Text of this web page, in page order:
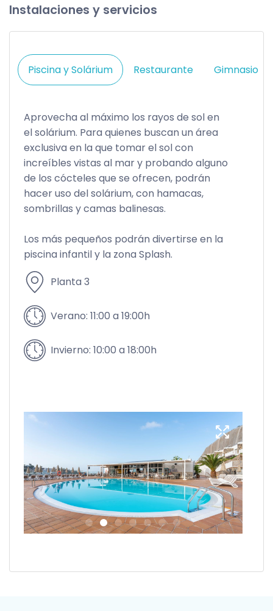
Instalaciones y servicios
Piscina y Solárium Restaurante Gimnasio
Aprovecha al máximo los rayos de sol en
el solárium. Para quienes buscan un área
exclusiva en la que tomar el sol con
increíbles vistas al mar y probando alguno
de los cócteles que se ofrecen, podrán
hacer uso del solárium, con hamacas,
sombrillas y camas balinesas.
Los más pequeños podrán divertirse en la
piscina infantil y la zona Splash.
Planta 3
Verano: 11:00 a 19:00h
Invierno: 10:00 a 18:00h